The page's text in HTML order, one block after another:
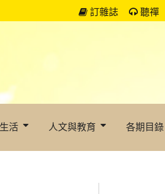
訂雜誌 聽禪
活 人文與教育 各期目錄